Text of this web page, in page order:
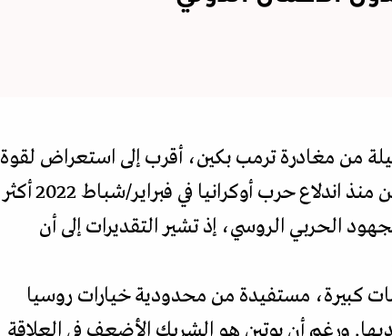
من مغادرة ترمب بكين، أقرب إلى استعراض لقوة
العلاقات بين روسيا والصين، حتى لو أصبحت الروابط بين البلدين منذ اندلاع حرب أوكرانيا في فبراير/شباط 2022 أكثر
الحربي الروسي، إذ تشير التقديرات إلى أن
كبيرة، مستفيدة من محدودية خيارات روسيا
ورغم أن بوتين هو الشريك الأضعف في العلاقة